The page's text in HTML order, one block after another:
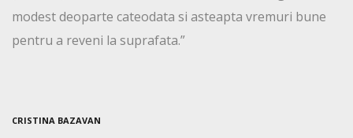
modest deoparte cateodata si asteapta vremuri bune
pentru a reveni la suprafata.”
CRISTINA BAZAVAN